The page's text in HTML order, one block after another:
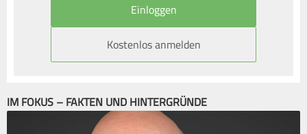
Kostenlos anmelden
IM FOKUS – FAKTEN UND HINTERGRÜNDE